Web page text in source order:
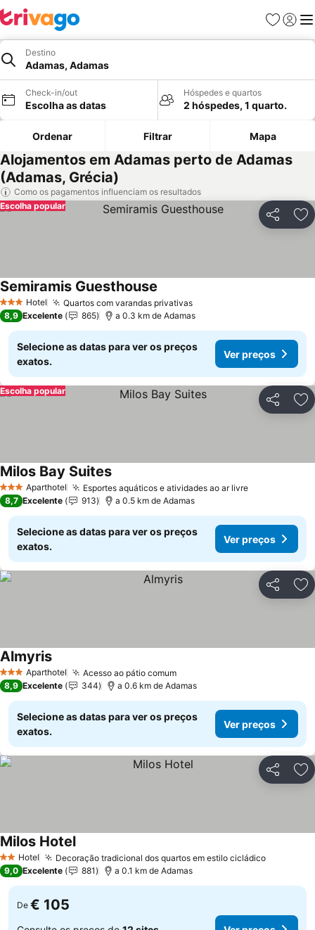
Favoritos
Iniciar
Destino
Adamas, Adamas
Check-in/out
Escolha as datas
Hóspedes e quartos
2 hóspedes, 1 quarto.
Ordenar Filtrar Mapa
Alojamentos em Adamas perto de Adamas
(Adamas, Grécia)
Como os pagamentos influenciam os resultados
Partilhar
Escolha popular
3 EstrelasHotel Quartos com varandas privativas
Semiramis Guesthouse
8,9 Excelente 865 a 0.3 km de Adamas
Selecione as datas para ver os preços
exatos.
Ver preços
Partilhar
Escolha popular
3 EstrelasAparthotel Esportes aquáticos e atividades ao ar livre
Milos Bay Suites
8,7 Excelente 913 a 0.5 km de Adamas
Selecione as datas para ver os preços
exatos.
Ver preços
Partilhar
3 EstrelasAparthotel Acesso ao pátio comum
Almyris
8,9 Excelente 344 a 0.6 km de Adamas
Selecione as datas para ver os preços
exatos.
Ver preços
Partilhar
2 Estrelas
Hotel Decoração tradicional dos quartos em estilo cicládico
Milos Hotel
9,0 Excelente 881 a 0.1 km de Adamas
De € 105